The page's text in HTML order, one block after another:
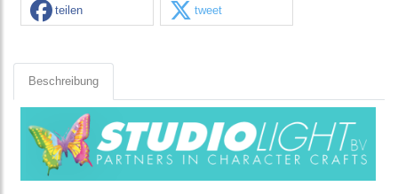
teilen tweet
Beschreibung